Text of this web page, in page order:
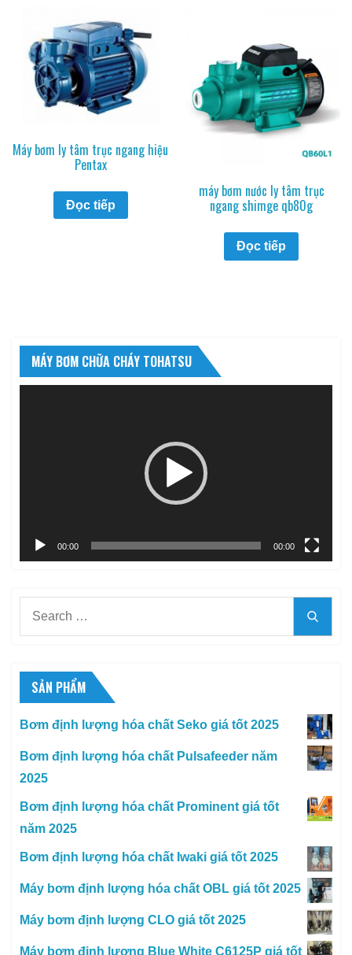
Máy bơm ly tâm trục ngang hiệu
Pentax
Đọc tiếp
máy bơm nước ly tâm trục
ngang shimge qb80g
Đọc tiếp
MÁY BƠM CHỮA CHÁY TOHATSU
00:00 00:00
SẢN PHẨM
Bơm định lượng hóa chất Seko giá tốt 2025
Bơm định lượng hóa chất Pulsafeeder năm
2025
Bơm định lượng hóa chất Prominent giá tốt
năm 2025
Bơm định lượng hóa chất Iwaki giá tốt 2025
Máy bơm định lượng hóa chất OBL giá tốt 2025
Máy bơm định lượng CLO giá tốt 2025
Máy bơm định lượng Blue White C6125P giá tốt